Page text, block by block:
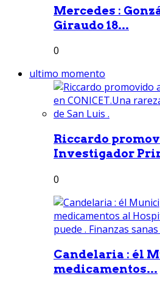
Mercedes :
Giraudo 18...
0
ultimo momento
Riccardo
Investigador
0
Candelaria : él
medicamentos...